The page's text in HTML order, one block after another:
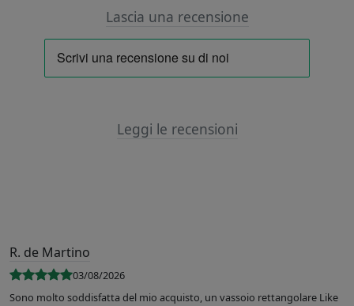
Lascia una recensione
Leggi le recensioni
R. de Martino
03/08/2026
Sono molto soddisfatta del mio acquisto, un vassoio rettangolare Like